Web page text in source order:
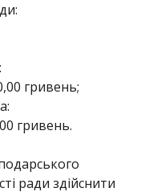
гривень;
гривень.
ради здійснити